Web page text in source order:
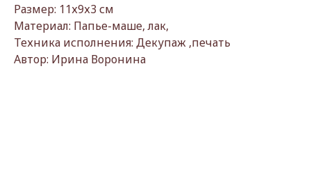
Размер: 11х9х3 см
Материал: Папье-маше, лак,
Техника исполнения: Декупаж ,печать
Автор: Ирина Воронина